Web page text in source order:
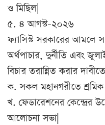
ও মিছিল|
৫. ৪ আগস্ট-২০২৬
ফ্যাসিস্ট সরকারের
অর্থপাচার, দুর্নীতি এবং
বিচার তরান্নিত করার দাবীতে
ক. সকল মহানগরীতে
খ. ফেডারেশনের কেন্দ্রের
আলোচনা সভা|